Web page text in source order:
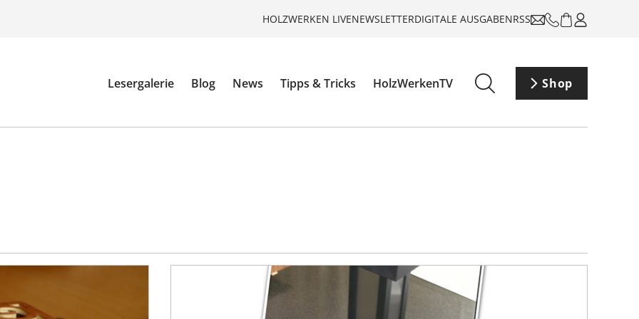
HOLZWERKEN LIVENEWSLETTERDIGITALE AUSGABENRSS
Lesergalerie Blog News Tipps & Tricks HolzWerkenTV Shop